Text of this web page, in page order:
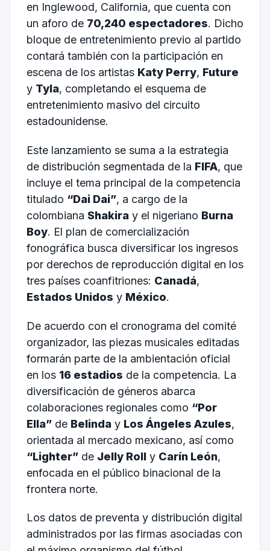
en Inglewood, California, que cuenta con
un aforo de 70,240 espectadores. Dicho
bloque de entretenimiento previo al partido
contará también con la participación en
escena de los artistas Katy Perry, Future
y Tyla, completando el esquema de
entretenimiento masivo del circuito
estadounidense.
Este lanzamiento se suma a la estrategia
de distribución segmentada de la FIFA, que
incluye el tema principal de la competencia
titulado “Dai Dai”, a cargo de la
colombiana Shakiray el nigeriano Burna
Boy. El plan de comercialización
fonográfica busca diversificar los ingresos
por derechos de reproducción digital en los
tres países coanfitriones: Canadá,
Estados Unidos y México.
De acuerdo con el cronograma del comité
organizador, las piezas musicales editadas
formarán parte de la ambientación oficial
en los 16 estadios de la competencia. La
diversificación de géneros abarca
colaboraciones regionales como “Por
Ella”de Belinday Los Ángeles Azules,
orientada al mercado mexicano, así como
“Lighter”de Jelly Rolly Carín León,
enfocada en el público binacional de la
frontera norte.
Los datos de preventa y distribución digital
administrados por las firmas asociadas con